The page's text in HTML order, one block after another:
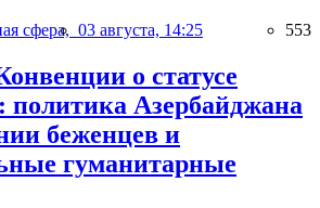
сфера, 03 августа, 14:25 553
о статусе
политика Азербайджана
беженцев и
гуманитарные